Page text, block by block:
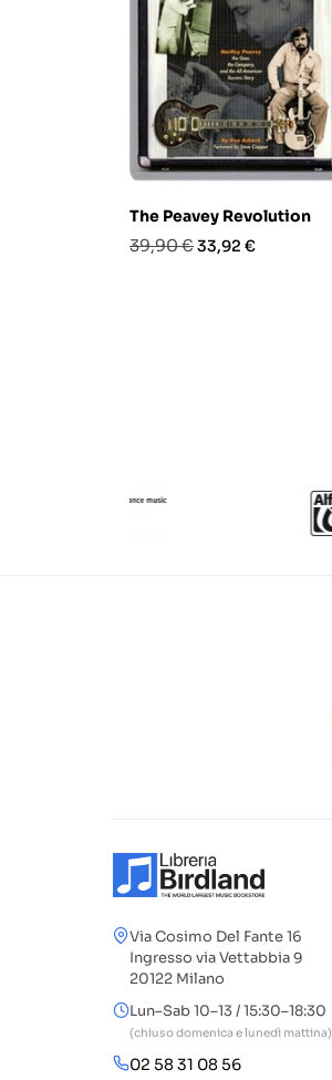
The Peavey Revolution
Prezzo
39,90 €Prezzo
33,92 €
Via Cosimo Del Fante 16
Ingresso via Vettabbia 9
20122 Milano
Lun–Sab 10–13 / 15:30–18:30
(chiuso domenica e lunedì mattina)
02 58 31 08 56